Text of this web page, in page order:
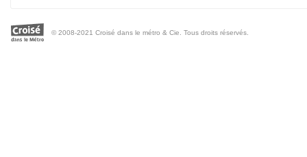
© 2008-2021 Croisé dans le métro & Cie. Tous droits réservés.